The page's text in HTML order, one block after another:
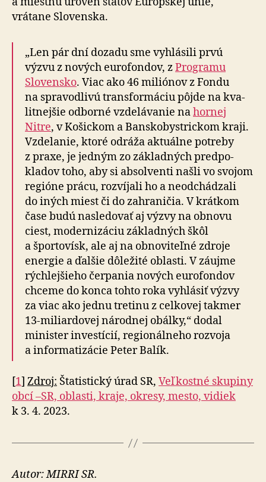
vrátane Slovenska.
„Len pár dní dozadu sme vyhlásili prvú
výzvu z nových euro­fondov, zProgramu
Slovensko. Viac ako 46 miliónov z Fondu
na spra­vod­livú transfor­máciu pôjde na kva­
lit­nej­šie odborné vzde­lá­va­nie nahornej
Nitre, v Košickom a Bansko­bystrickom kraji.
Vzde­la­nie, ktoré odráža aktuálne potreby
z praxe, je jedným zo zá­klad­ných pred­po­
kladov toho, aby si absolventi našli vo svojom
regióne prácu, rozvíjali ho a ne­od­chá­dzali
do iných miest či do za­hra­ni­čia. V krátkom
čase budú nasledovať aj výzvy na obnovu
ciest, mo­der­ni­zá­ciu základných škôl
a športovísk, ale aj na ob­no­vi­teľné zdroje
energie a ďalšie dôležité oblasti. V záujme
rýchlejšieho čerpania nových euro­fondov
chceme do konca tohto roka vyhlásiť výzvy
za viac ako jednu tretinu z celkovej takmer
13-mi­liar­dovej národnej obálky,“ dodal
minister investícií, re­gio­nál­neho rozvoja
a in­for­ma­ti­zácie Peter Balík.
[1] Zdroj: Štatistický úrad SR, Veľkostné skupiny
obcí –­SR, oblasti, kraje, okresy, mesto, vidiek
k 3. 4. 2023.
Autor: MIRRI SR.